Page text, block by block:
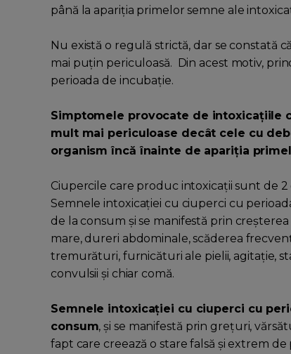
până la apariţia primelor semne ale
Nu există o regulă strictă, dar se constată
mai puţin periculoasă. Din acest motiv,
perioada de incubaţie.
Simptomele provocate de intoxicaţiile
mult mai periculoase decât cele cu
organism încă înainte de apariţia
Ciupercile care produc intoxicații sunt de
Semnele intoxicaţiei cu ciuperci cu
de la consum şi se manifestă prin
mare, dureri abdominale, scăderea
tremurături, furnicături ale pielii, agitaţie,
convulsii şi chiar comă.
Semnele intoxicaţiei cu ciuperci cu
consum, şi se manifestă prin grețuri,
fapt care creează o stare falsă şi extrem